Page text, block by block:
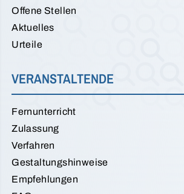
Offene Stellen
Aktuelles
Urteile
VERANSTALTENDE
Fernunterricht
Zulassung
Verfahren
Gestaltungshinweise
Empfehlungen